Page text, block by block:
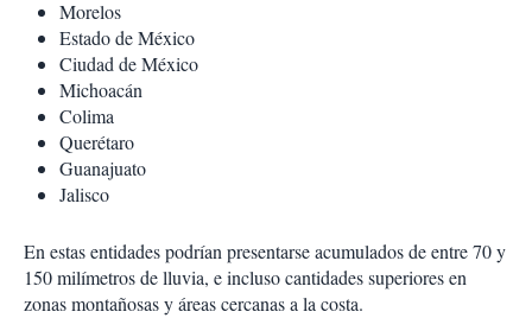
Morelos
Estado de México
Ciudad de México
Michoacán
Colima
Querétaro
Guanajuato
Jalisco
En estas entidades podrían presentarse acumulados de entre 70 y
150 milímetros de lluvia, e incluso cantidades superiores en
zonas montañosas y áreas cercanas a la costa.